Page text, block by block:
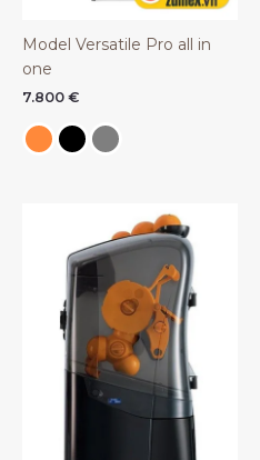
Model Versatile Pro all in
one
7.800 €